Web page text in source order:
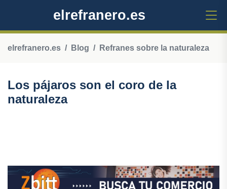
elrefranero.es
elrefranero.es Blog Refranes sobre la naturaleza
Los pájaros son el coro de la
naturaleza